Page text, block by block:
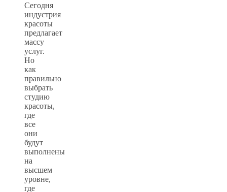
Сегодня
индустрия
красоты
предлагает
массу
услуг.
Но
как
правильно
выбрать
студию
красоты,
где
все
они
будут
выполнены
на
высшем
уровне,
где